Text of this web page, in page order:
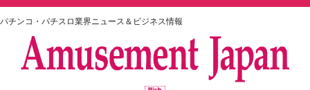
パチンコ・パチスロ業界ニュース＆ビジネス情報